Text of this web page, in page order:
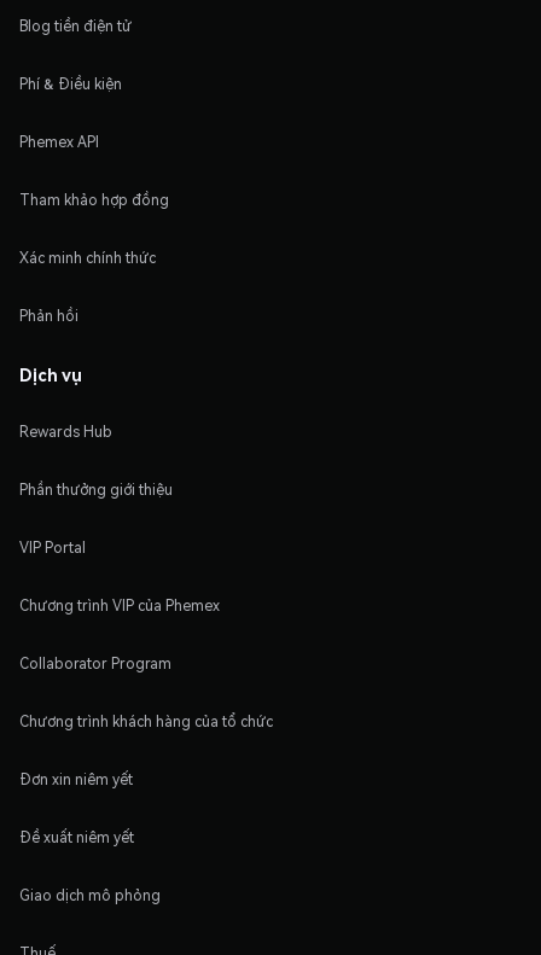
Blog tiền điện tử
Phí & Điều kiện
Phemex API
Tham khảo hợp đồng
Xác minh chính thức
Phản hồi
Dịch vụ
Rewards Hub
Phần thưởng giới thiệu
VIP Portal
Chương trình VIP của Phemex
Collaborator Program
Chương trình khách hàng của tổ chức
Đơn xin niêm yết
Đề xuất niêm yết
Giao dịch mô phỏng